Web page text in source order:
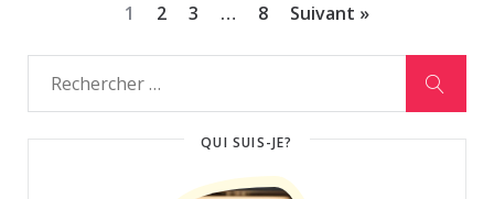
1 2 3 … 8 Suivant »
QUI SUIS-JE?